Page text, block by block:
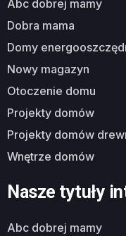
abc dobrej mamy
dobra mama
domy
nowy magazyn
otoczenie domu
projekty domów
projekty domów
wnętrze domów
Nasze tytuły
abc dobrej mamy